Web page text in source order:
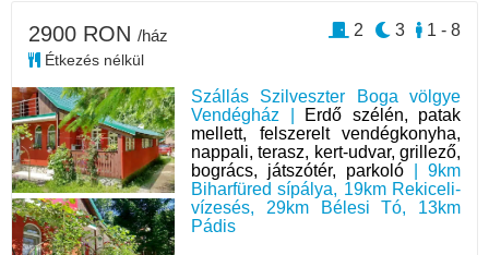
Szállás Szilveszter Boga völgye
Vendégház |
Erdő szélén, patak
mellett, felszerelt vendégkonyha,
nappali, terasz, kert-udvar, grillező,
bogrács, játszótér, parkoló | 9km
Biharfüred sípálya, 19km Rekiceli-
vízesés, 29km Bélesi Tó, 13km
Pádis
2900 RON /ház
Étkezés nélkül
1 - 8
3
2